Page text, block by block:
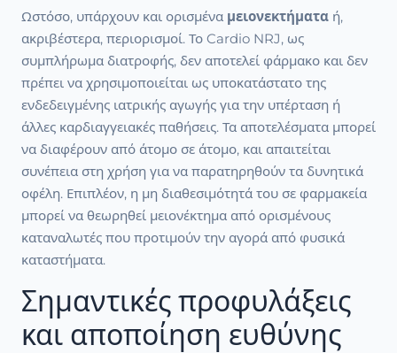
Ωστόσο, υπάρχουν και ορισμένα μειονεκτήματα ή,
ακριβέστερα, περιορισμοί. Το Cardio NRJ, ως
συμπλήρωμα διατροφής, δεν αποτελεί φάρμακο και δεν
πρέπει να χρησιμοποιείται ως υποκατάστατο της
ενδεδειγμένης ιατρικής αγωγής για την υπέρταση ή
άλλες καρδιαγγειακές παθήσεις. Τα αποτελέσματα μπορεί
να διαφέρουν από άτομο σε άτομο, και απαιτείται
συνέπεια στη χρήση για να παρατηρηθούν τα δυνητικά
οφέλη. Επιπλέον, η μη διαθεσιμότητά του σε φαρμακεία
μπορεί να θεωρηθεί μειονέκτημα από ορισμένους
καταναλωτές που προτιμούν την αγορά από φυσικά
καταστήματα.
Σημαντικές προφυλάξεις
και αποποίηση ευθύνης